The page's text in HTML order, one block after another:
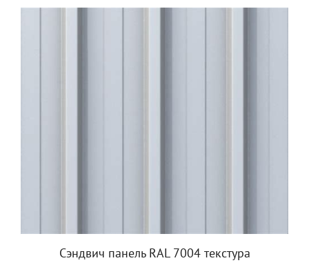
Сэндвич панель RAL 7004 текстура